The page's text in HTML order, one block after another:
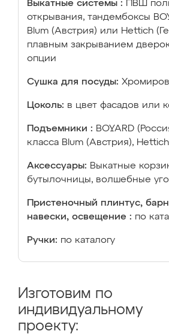
Выкатные системы :
ПВШ
открывания, тандембоксы
Blum (Австрия) или Hettich
плавным закрыванием
опции
Сушка для посуды:
Цоколь: в цвет фасадов или
Подъемники : BOYARD
класса Blum (Австрия),
Аксессуары: Выкатные
бутылочницы, волшебные
Пристеночный плинтус,
навески, освещение : по
Ручки: по каталогу
Изготовим по
индивидуальному
проекту: